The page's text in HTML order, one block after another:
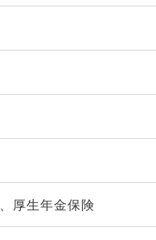
厚生年金保険